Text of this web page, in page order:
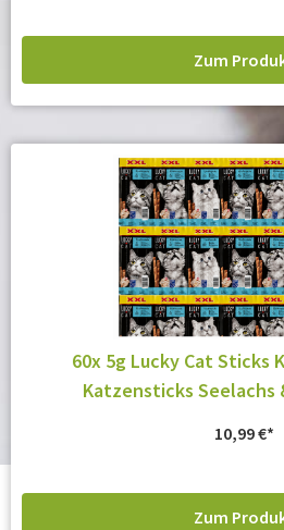
Zum
60x 5g Lucky Cat Sticks
Katzensticks Seelachs
10,99€
Zum